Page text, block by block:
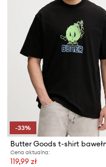
-33%
Cena aktualna:
119,99 zł